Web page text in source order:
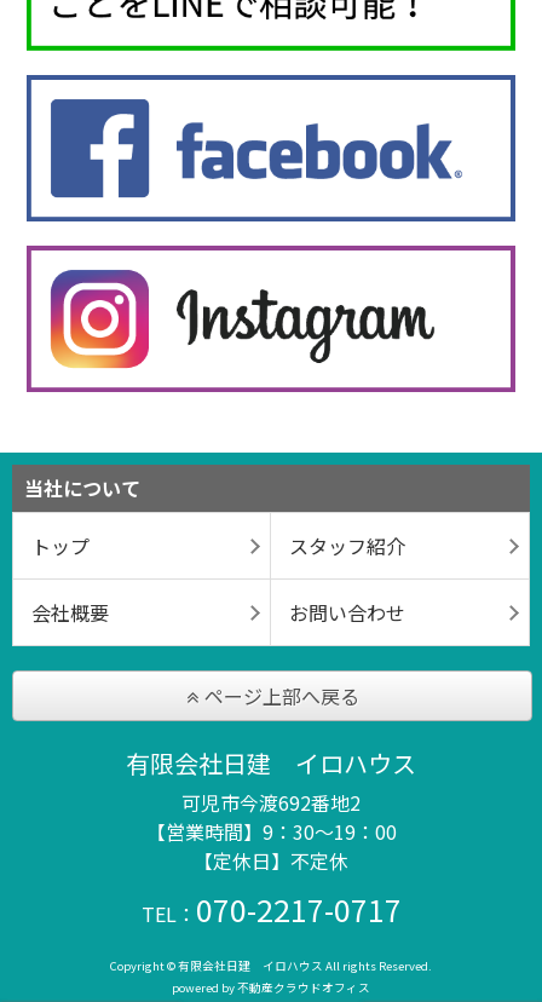
当社について
トップ
スタッフ紹介
会社概要 お問い合わせ
ページ上部へ戻る
有限会社日建 イロハウス
可児市今渡692番地2
【営業時間】9：30～19：00
【定休日】不定休
TEL： 070-2217-0717
Copyright © 有限会社日建 イロハウス All rights Reserved.
powered by 不動産クラウドオフィス